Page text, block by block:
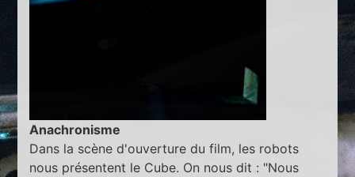
Anachronisme
Dans la scène d'ouverture du film, les robots
nous présentent le Cube. On nous dit : "Nous